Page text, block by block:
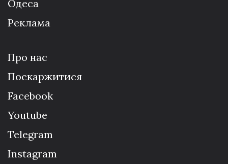
Одеса
Реклама
Про нас
Поскаржитися
Facebook
Youtube
Telegram
Instagram